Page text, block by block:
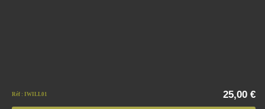
Réf : IWILL01 25,00 €